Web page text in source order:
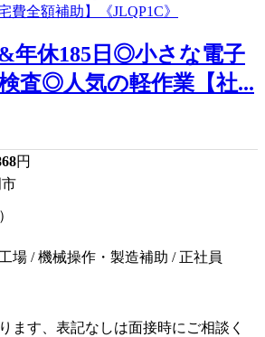
年休185日◎小さな電子
査◎人気の軽作業【社...
円
場 / 機械操作・製造補助 / 正社員
ます、表記なしは面接時にご相談く